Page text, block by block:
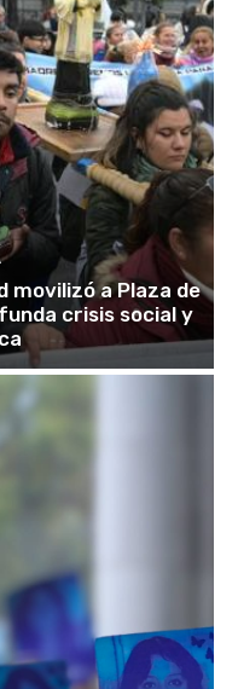
movilizó a Plaza de
crisis social y